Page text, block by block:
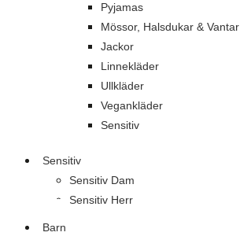
Pyjamas
Mössor, Halsdukar & Vantar
Jackor
Linnekläder
Ullkläder
Vegankläder
Sensitiv
Sensitiv
Sensitiv Dam
Sensitiv Herr
Barn